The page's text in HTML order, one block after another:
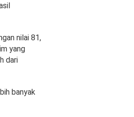
nilai 81,
yang
dari
banyak